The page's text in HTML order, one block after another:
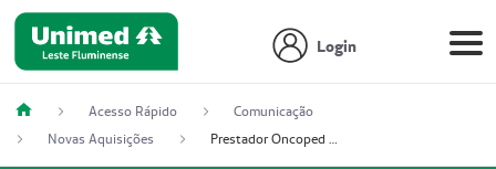
Login
Acesso Rápido
Comunicação
Novas Aquisições
Prestador Oncoped Serviços Médicos (51004335-0)